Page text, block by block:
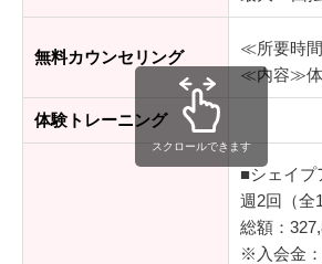
無料カウンセリング
≪所要時
≪内容≫体
体験トレーニング
■シェイプ
週2回（全
総額：
※入会金：
スクロールできます